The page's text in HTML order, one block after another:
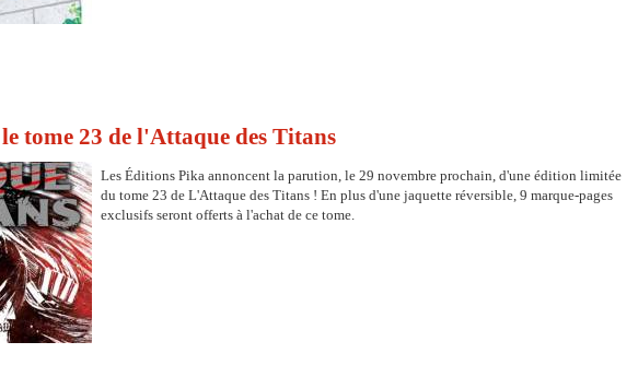
tome 23 de l'Attaque des Titans
Les Éditions Pika annoncent la parution, le 29 novembre prochain, d'une édition limitée
du tome 23 de L'Attaque des Titans ! En plus d'une jaquette réversible, 9 marque-pages
exclusifs seront offerts à l'achat de ce tome.